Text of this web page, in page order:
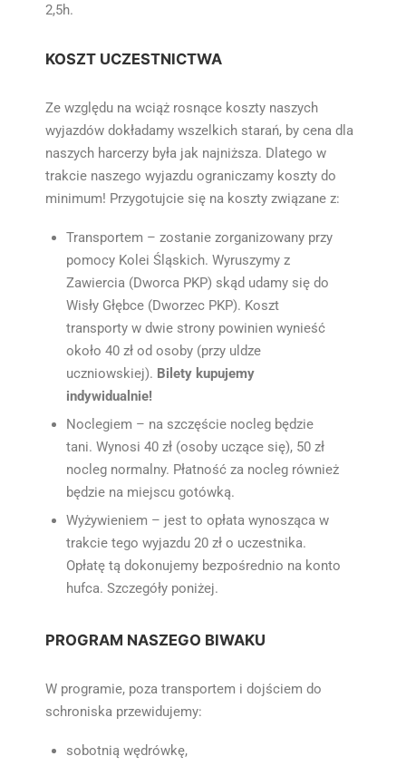
2,5h.
KOSZT UCZESTNICTWA
Ze względu na wciąż rosnące koszty naszych
wyjazdów dokładamy wszelkich starań, by cena dla
naszych harcerzy była jak najniższa. Dlatego w
trakcie naszego wyjazdu ograniczamy koszty do
minimum! Przygotujcie się na koszty związane z:
Transportem – zostanie zorganizowany przy
pomocy Kolei Śląskich. Wyruszymy z
Zawiercia (Dworca PKP) skąd udamy się do
Wisły Głębce (Dworzec PKP). Koszt
transporty w dwie strony powinien wynieść
około 40 zł od osoby (przy uldze
uczniowskiej). Bilety kupujemy
indywidualnie!
Noclegiem – na szczęście nocleg będzie
tani. Wynosi 40 zł (osoby uczące się), 50 zł
nocleg normalny. Płatność za nocleg również
będzie na miejscu gotówką.
Wyżywieniem – jest to opłata wynosząca w
trakcie tego wyjazdu 20 zł o uczestnika.
Opłatę tą dokonujemy bezpośrednio na konto
hufca. Szczegóły poniżej.
PROGRAM NASZEGO BIWAKU
W programie, poza transportem i dojściem do
schroniska przewidujemy:
sobotnią wędrówkę,